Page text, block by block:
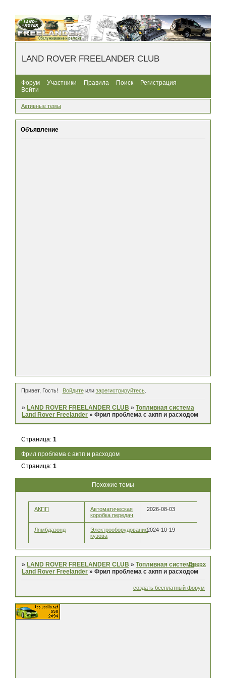
LAND ROVER FREELANDER CLUB
Форум Участники Правила Поиск
Регистрация
Войти
Активные темы
Объявление
Привет, Гость! Войдитеили зарегистрируйтесь.
» LAND ROVER FREELANDER CLUB »Топливная система
Land Rover Freelander »Фрил проблема с акпп и расходом
Фрил проблема с акпп и расходом
Страница:1
Страница:1
Похожие темы
АКПП
Автоматическая
коробка передач
2026-08-03
Лямбдазонд
Электрооборудование
кузова
2024-10-19
» LAND ROVER FREELANDER CLUB »Топливная система
Land Rover Freelander »Фрил проблема с акпп и расходом
Вверх
создать бесплатный форум